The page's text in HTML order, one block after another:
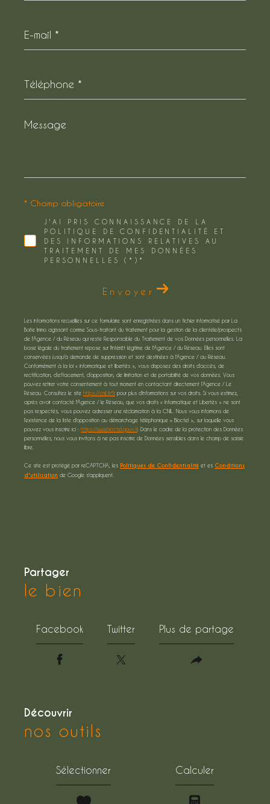
mail
*
*
Message
*
J'AI PRIS CONNAISSANCE DE LA
POLITIQUE DE CONFIDENTIALITÉ ET
DES INFORMATIONS RELATIVES AU
TRAITEMENT DE MES DONNÉES
PERSONNELLES (*)*
* Champ obligatoire
Envoyer
Les informations recueillies sur ce formulaire sont enregistrées dans un fichier informatisé par La
Boite Immo agissant comme Sous-traitant du traitement pour la gestion de la clientèle/prospects
de l'Agence / du Réseau qui reste Responsable du Traitement de vos Données personnelles. La
base légale du traitement repose sur l'intérêt légitime de l'Agence / du Réseau. Elles sont
conservées jusqu'à demande de suppression et sont destinées à l'Agence / au Réseau.
Conformément à la loi « informatique et libertés », vous disposez des droits d’accès, de
rectification, d’effacement, d’opposition, de limitation et de portabilité de vos données. Vous
pouvez retirer votre consentement à tout moment en contactant directement l’Agence / Le
Réseau. Consultez le site https://cnil.fr/fr pour plus d’informations sur vos droits. Si vous estimez,
après avoir contacté l'Agence / le Réseau, que vos droits « Informatique et Libertés » ne sont
pas respectés, vous pouvez adresser une réclamation à la CNIL. Nous vous informons de
l’existence de la liste d'opposition au démarchage téléphonique « Bloctel », sur laquelle vous
pouvez vous inscrire ici : https://www.bloctel.gouv.fr. Dans le cadre de la protection des Données
personnelles, nous vous invitons à ne pas inscrire de Données sensibles dans le champ de saisie
libre.
Ce site est protégé par reCAPTCHA, les Politiques de Confidentialité et es Conditions
d'utilisation de Google s'appliquent.
partager
le bien
Facebook Twitter Plus de partage
découvrir
nos outils
Sélectionner Calculer